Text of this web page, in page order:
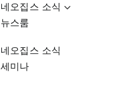
네오집스 소식
뉴스룸
네오집스 소식
세미나